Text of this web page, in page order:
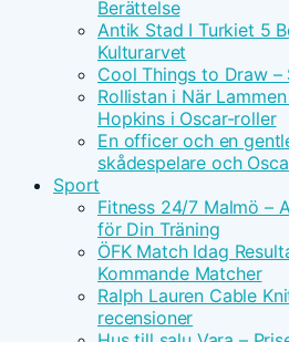
Berättelse
Antik Stad I Turkiet 5
Kulturarvet
Cool Things to Draw –
Rollistan i När
Hopkins i Oscar-roller
En officer och en
skådespelare och
Sport
Fitness 24/7 Malmö –
för Din Träning
ÖFK Match Idag
Kommande Matcher
Ralph Lauren Cable
recensioner